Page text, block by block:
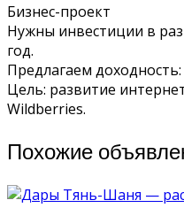
Бизнес-проект
Нужны инвестиции в
год.
Предлагаем
Цель: развитие
Wildberries.
Похожие